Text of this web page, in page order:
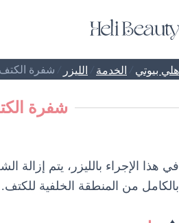
هلي بيوتي / الخدمة / الليزر / شفرة الكتف
شفرة
في هذا الإجراء بالليزر، يتم إزالة
بالكامل من المنطقة الخلفية للكتف.